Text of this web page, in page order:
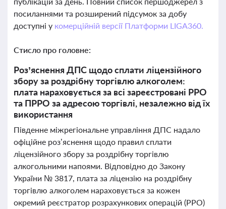
посиланнями та розширений підсумок за добу
доступні у комерційній версії Платформи LIGA360.
Стисло про головне:
Роз’яснення ДПС щодо сплати ліцензійного
збору за роздрібну торгівлю алкоголем:
плата нараховується за всі зареєстровані РРО
та ПРРО за адресою торгівлі, незалежно від їх
використання
Південне міжрегіональне управління ДПС надало
офіційне роз’яснення щодо правил сплати
ліцензійного збору за роздрібну торгівлю
алкогольними напоями. Відповідно до Закону
України № 3817, плата за ліцензію на роздрібну
торгівлю алкоголем нараховується за кожен
окремий реєстратор розрахункових операцій (РРО)